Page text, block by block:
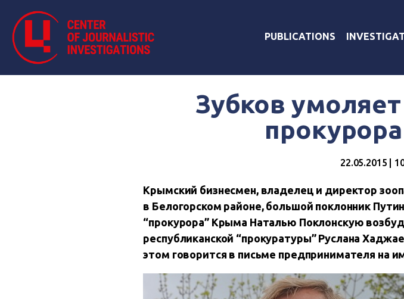
PUBLICATIONS
Зубков
22.05.2015 |
Крымский бизнесмен, владелец и директор
в Белогорском районе, большой поклонник
“прокурора” Крыма Наталью Поклонскую
республиканской “прокуратуры” Руслана
этом говорится в письме предпринимателя на